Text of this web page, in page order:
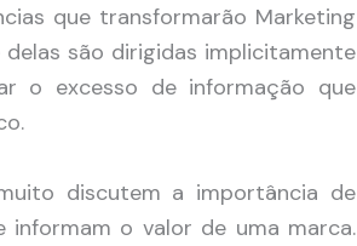
que transformarão Marketing
são dirigidas implicitamente
o excesso de informação que
discutem a importância de
informam o valor de uma marca.